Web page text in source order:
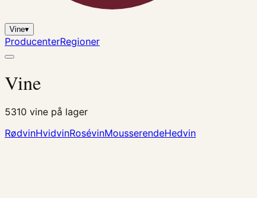
Vine▾
ProducenterRegioner
Vine
5310 vine på lager
RødvinHvidvinRosévinMousserendeHedvin